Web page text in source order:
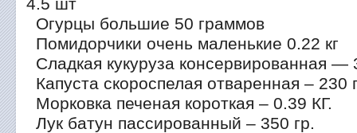
Огурцы большие 50 граммов
Помидорчики очень маленькие 0.22 кг
Сладкая кукуруза консервированная —
Капуста скороспелая отваренная – 230
Морковка печеная короткая – 0.39 КГ.
Лук батун пассированный – 350 гр.